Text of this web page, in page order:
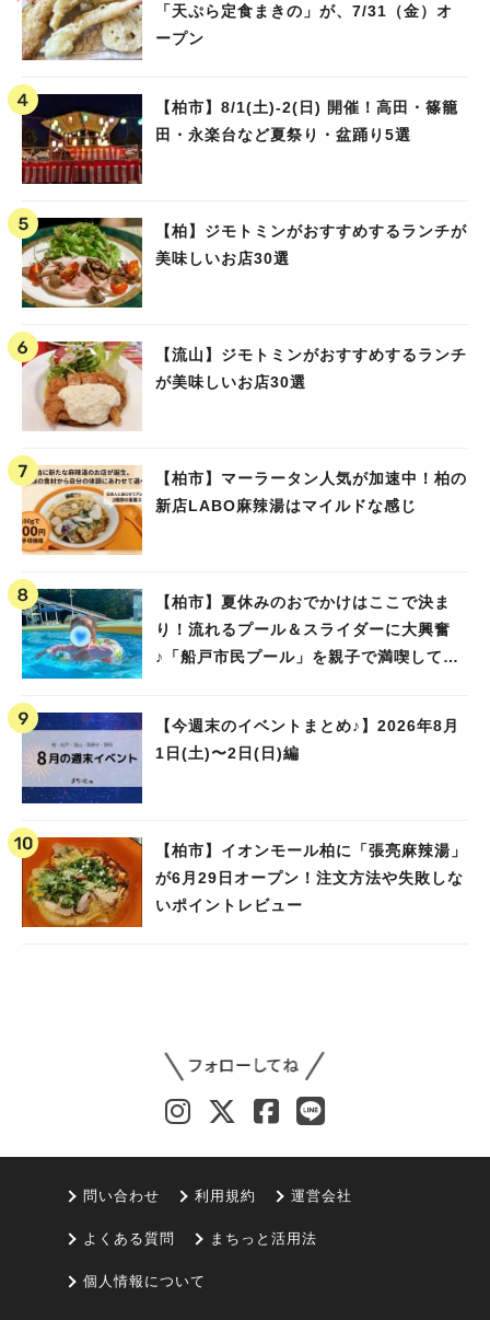
「天ぷら定食まきの」が、7/31（金）オ
ープン
【柏市】8/1(土)‐2(日) 開催！高田・篠籠
田・永楽台など夏祭り・盆踊り5選
【柏】ジモトミンがおすすめするランチが
美味しいお店30選
【流山】ジモトミンがおすすめするランチ
が美味しいお店30選
【柏市】マーラータン人気が加速中！柏の
新店LABO麻辣湯はマイルドな感じ
【柏市】夏休みのおでかけはここで決ま
り！流れるプール＆スライダーに大興奮
♪「船戸市民プール」を親子で満喫してき
【今週末のイベントまとめ♪】2026年8月
1日(土)〜2日(日)編
【柏市】イオンモール柏に「張亮麻辣湯」
が6月29日オープン！注文方法や失敗しな
いポイントレビュー
問い合わせ 利用規約 運営会社
よくある質問 まちっと活用法
個人情報について